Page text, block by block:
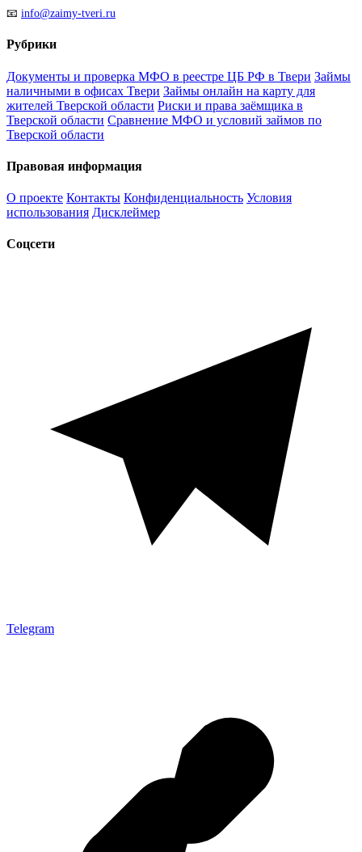
📧 info@zaimy-tveri.ru
Рубрики
Документы и проверка МФО в реестре ЦБ РФ в Твери Займы
наличными в офисах Твери Займы онлайн на карту для
жителей Тверской области Риски и права заёмщика в
Тверской области Сравнение МФО и условий займов по
Тверской области
Правовая информация
О проекте Контакты Конфиденциальность Условия
использования Дисклеймер
Соцсети
Telegram